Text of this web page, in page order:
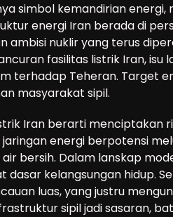
simbol kemandirian
energi Iran berada di
ambisi nuklir yang terus
fasilitas listrik Iran, isu
terhadap Teheran. Target
masyarakat sipil.
Iran berarti menciptakan
energi berpotensi
bersih. Dalam lanskap
kelangsungan hidup.
luas, yang justru
sipil jadi sasaran,